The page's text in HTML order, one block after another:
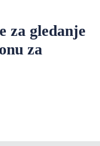
za gledanje
za